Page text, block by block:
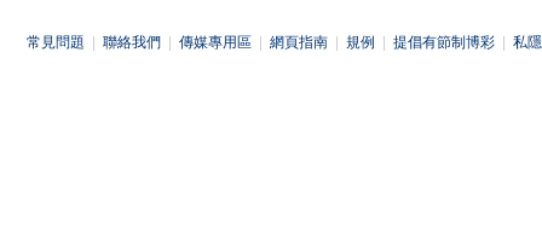
常見問題 聯絡我們 傳媒專用區 網頁指南 規例 提倡有節制博彩 私